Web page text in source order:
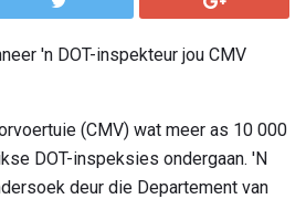
'n DOT-inspekteur jou CMV
(CMV) wat meer as 10 000
DOT-inspeksies ondergaan. 'N
deur die Departement van